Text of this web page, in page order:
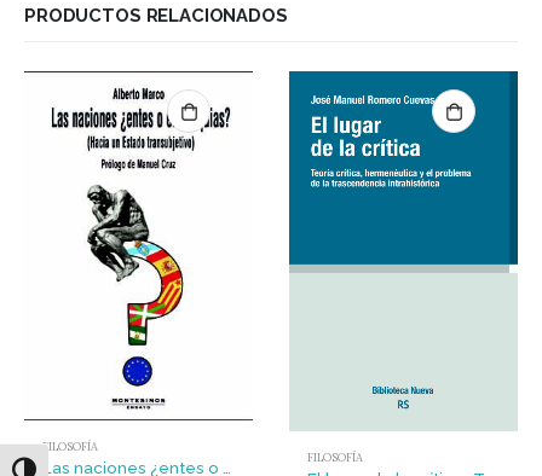
PRODUCTOS RELACIONADOS
FILOSOFÍA
FILOSOFÍA